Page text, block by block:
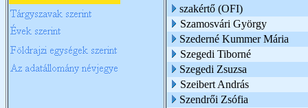
szakértő (OFI)
Szamosvári György
Szederné Kummer Mária
Szegedi Tiborné
Szegedi Zsuzsa
Szeibert András
Szendrői Zsófia